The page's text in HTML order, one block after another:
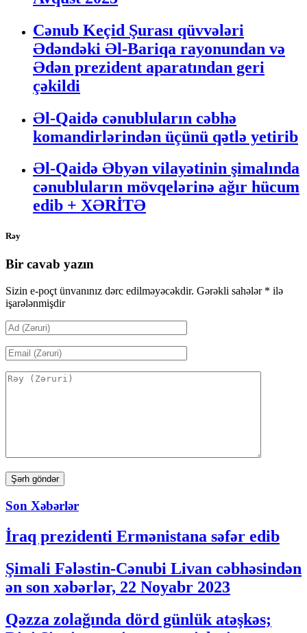
Cənub Keçid Şurası qüvvələri
Ədəndəki Əl-Bariqa rayonundan və
Ədən prezident aparatından geri
çəkildi
Əl-Qaidə cənubluların cəbhə
komandirlərindən üçünü qətlə yetirib
Əl-Qaidə Əbyən vilayətinin şimalında
cənubluların mövqelərinə ağır hücum
edib + XƏRİTƏ
Rəy
Bir cavab yazın
Sizin e-poçt ünvanınız dərc edilməyəcəkdir. Gərəkli sahələr * ilə
işarələnmişdir
Son Xəbərlər
İraq prezidenti Ermənistana səfər edib
Şimali Fələstin-Cənubi Livan cəbhəsindən
ən son xəbərlər, 22 Noyabr 2023
Qəzza zolağında dörd günlük atəşkəs;